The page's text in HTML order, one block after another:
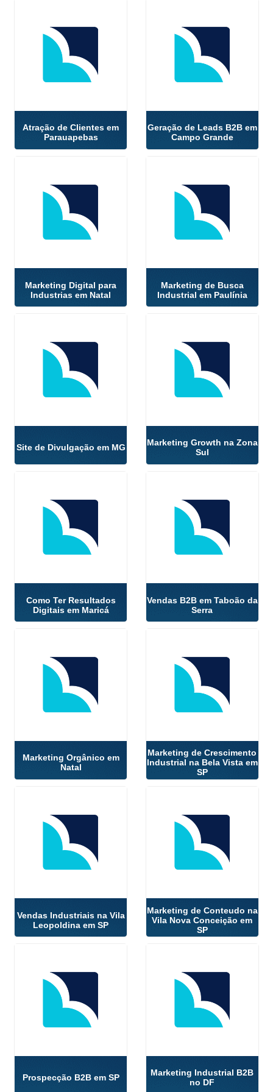
Atração de Clientes em
Parauapebas
Geração de Leads B2B em
Campo Grande
Marketing Digital para
Industrias em Natal
Marketing de Busca
Industrial em Paulínia
Site de Divulgação em MG
Marketing Growth na Zona
Sul
Como Ter Resultados
Digitais em Maricá
Vendas B2B em Taboão da
Serra
Marketing Orgânico em
Natal
Marketing de Crescimento
Industrial na Bela Vista em
SP
Vendas Industriais na Vila
Leopoldina em SP
Marketing de Conteudo na
Vila Nova Conceição em
SP
Prospecção B2B em SP
Marketing Industrial B2B
no DF